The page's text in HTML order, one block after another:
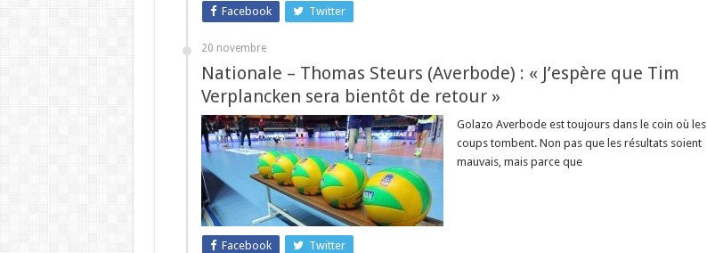
Facebook Twitter
20 novembre
Nationale – Thomas Steurs (Averbode) : « J’espère que Tim
Verplancken sera bientôt de retour »
Golazo Averbode est toujours dans le coin où les
coups tombent. Non pas que les résultats soient
mauvais, mais parce que
Facebook Twitter